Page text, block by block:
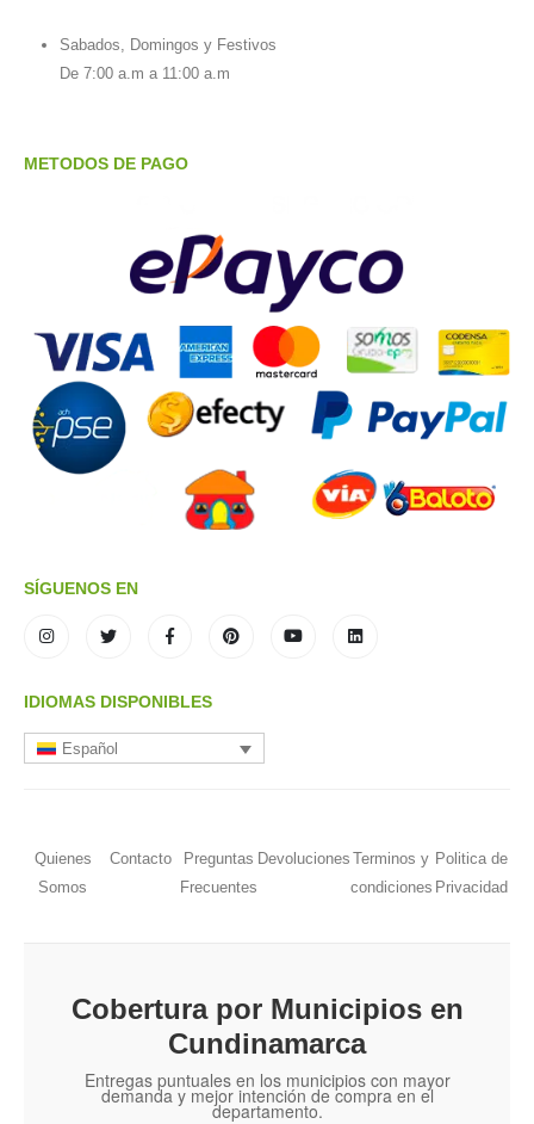
Sabados, Domingos y Festivos
De 7:00 a.m a 11:00 a.m
METODOS DE PAGO
SÍGUENOS EN
IDIOMAS DISPONIBLES
Español
Quienes
Somos
Contacto
Preguntas
Frecuentes
Devoluciones Terminos y
condiciones
Politica de
Privacidad
Cobertura por Municipios en
Cundinamarca
Entregas puntuales en los municipios con mayor
demanda y mejor intención de compra en el
departamento.